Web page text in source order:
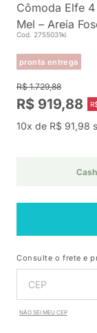
Cômoda Elfe
Mel – Areia
Cod. 2755031ki
pronta entrega
R$ 1.729,88
R$ 919,88
10x de R$ 91,98
Consulte o frete e
NÃO SEI MEU CEP